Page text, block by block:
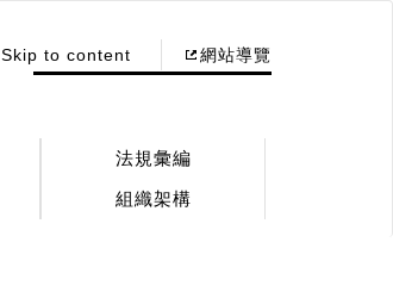
Skip to content 網站導覽
法規彙編
組織架構